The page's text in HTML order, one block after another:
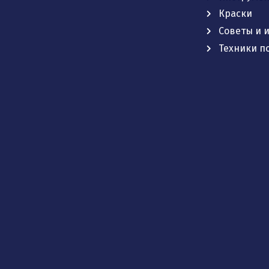
Краски
Советы и
Техники